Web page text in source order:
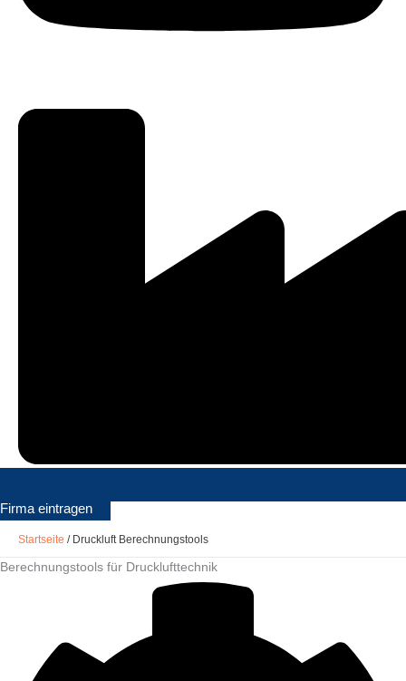
Firma eintragen
Startseite / Druckluft Berechnungstools
Berechnungstools für Drucklufttechnik